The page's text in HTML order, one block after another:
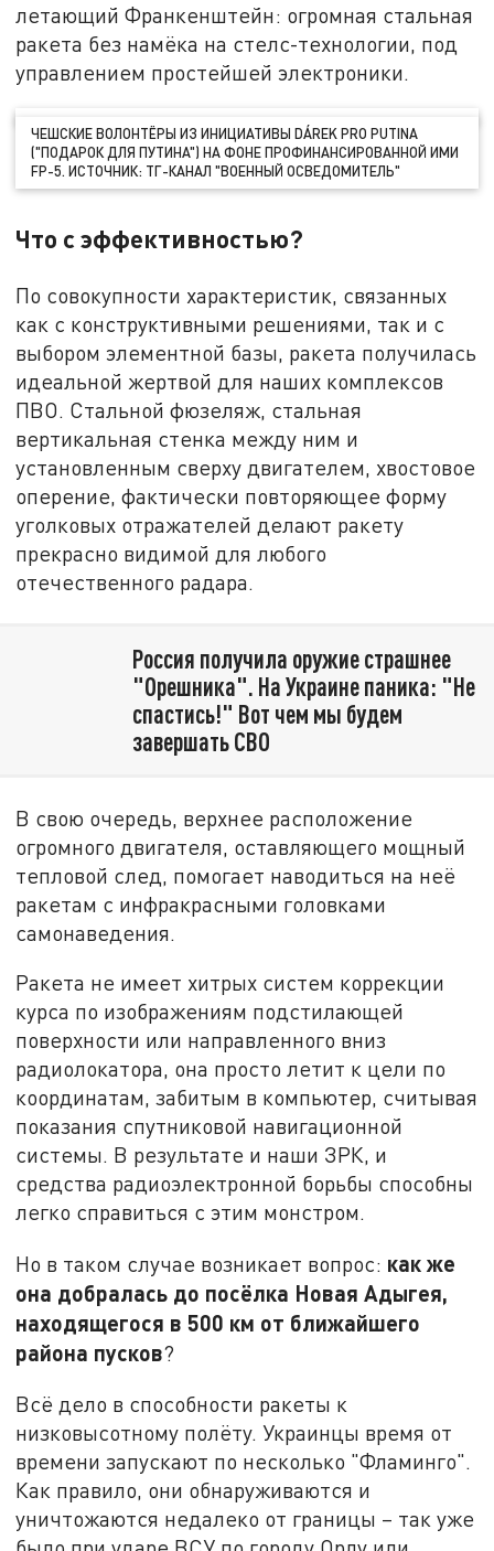
летающий Франкенштейн: огромная стальная
ракета без намёка на стелс-технологии, под
управлением простейшей электроники.
ЧЕШСКИЕ ВОЛОНТЁРЫ ИЗ ИНИЦИАТИВЫ DÁREK PRO PUTINA
("ПОДАРОК ДЛЯ ПУТИНА") НА ФОНЕ ПРОФИНАНСИРОВАННОЙ ИМИ
FP-5. ИСТОЧНИК: ТГ-КАНАЛ "ВОЕННЫЙ ОСВЕДОМИТЕЛЬ"
Что с эффективностью?
По совокупности характеристик, связанных
как с конструктивными решениями, так и с
выбором элементной базы, ракета получилась
идеальной жертвой для наших комплексов
ПВО. Стальной фюзеляж, стальная
вертикальная стенка между ним и
установленным сверху двигателем, хвостовое
оперение, фактически повторяющее форму
уголковых отражателей делают ракету
прекрасно видимой для любого
отечественного радара.
Россия получила оружие страшнее
"Орешника". На Украине паника: "Не
спастись!" Вот чем мы будем
завершать СВО
В свою очередь, верхнее расположение
огромного двигателя, оставляющего мощный
тепловой след, помогает наводиться на неё
ракетам с инфракрасными головками
самонаведения.
Ракета не имеет хитрых систем коррекции
курса по изображениям подстилающей
поверхности или направленного вниз
радиолокатора, она просто летит к цели по
координатам, забитым в компьютер, считывая
показания спутниковой навигационной
системы. В результате и наши ЗРК, и
средства радиоэлектронной борьбы способны
легко справиться с этим монстром.
Но в таком случае возникает вопрос: как же
она добралась до посёлка Новая Адыгея,
находящегося в 500 км от ближайшего
района пусков?
Всё дело в способности ракеты к
низковысотному полёту. Украинцы время от
времени запускают по несколько "Фламинго".
Как правило, они обнаруживаются и
уничтожаются недалеко от границы – так уже